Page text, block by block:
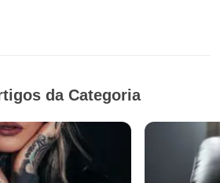
da Categoria